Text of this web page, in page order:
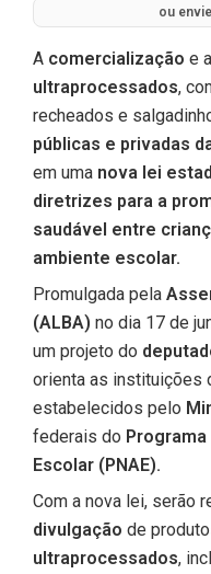
ou
A comercialização e a
ultraprocessados,
recheados e
públicas e privadas
em uma nova lei
diretrizes para a
saudável entre
ambiente escolar.
Promulgada pela
(ALBA) no dia 17 de
um projeto do
orienta as instituições
estabelecidos pelo
federais do
Escolar (PNAE).
Com a nova lei, serão
divulgação de
ultraprocessados,